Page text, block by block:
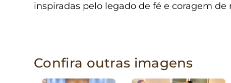
inspiradas pelo legado de fé e coragem
Confira outras imagens